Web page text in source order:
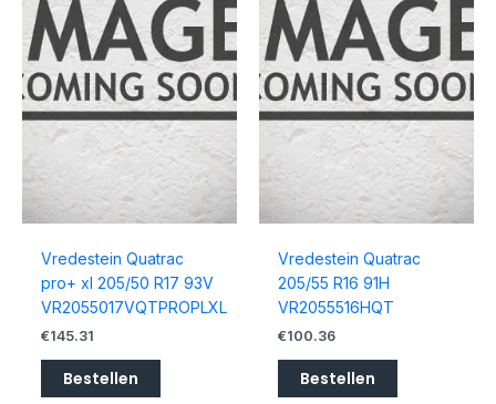
Vredestein Quatrac
pro+ xl 205/50 R17 93V
VR2055017VQTPROPLXL
€145.31
Bestellen
Vredestein Quatrac
205/55 R16 91H
VR2055516HQT
€100.36
Bestellen